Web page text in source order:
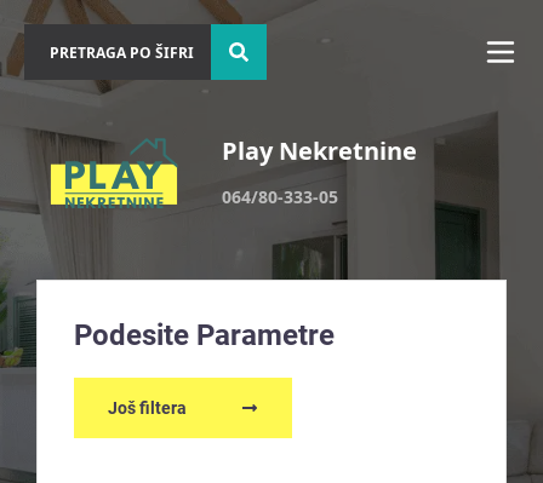
Play Nekretnine
064/80-333-05
Podesite Parametre
Još filtera